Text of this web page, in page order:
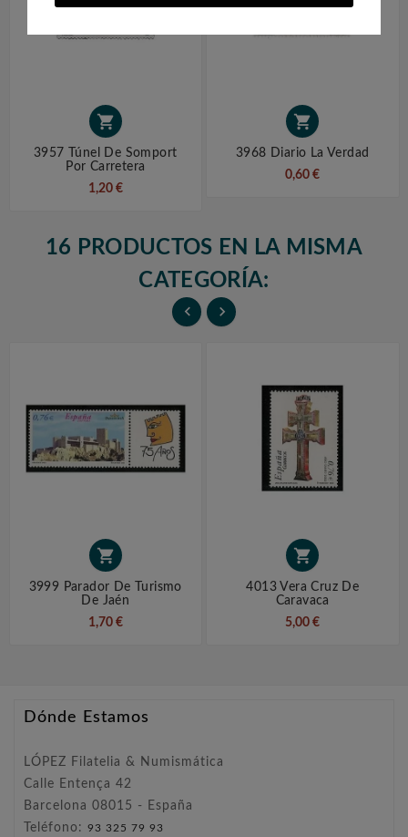

3957 Túnel De Somport
Por Carretera
1,20 €

3968 Diario La Verdad
0,60 €
16 PRODUCTOS EN LA MISMA
CATEGORÍA:
 

3999 Parador De Turismo
De Jaén
1,70 €

4013 Vera Cruz De
Caravaca
5,00 €
Dónde Estamos
LÓPEZ Filatelia & Numismática
Calle Entença 42
Barcelona 08015 - España
Teléfono: 93 325 79 93